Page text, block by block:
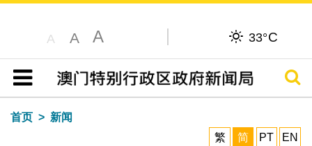
A A A 33°C
目录
搜寻
首页
新闻
繁
简 PT EN